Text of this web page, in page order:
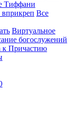
Тиффани
Все
Виртуальное
богослужений
к Причастию